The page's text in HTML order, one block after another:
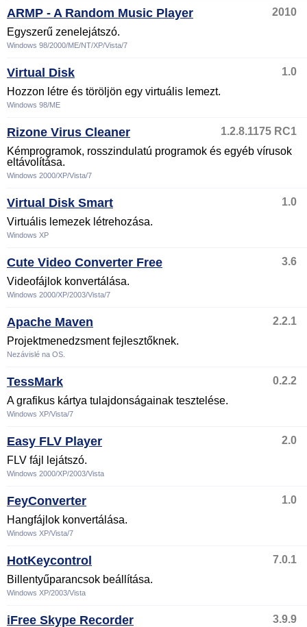
ARMP - A Random Music Player
2010
Egyszerű zenelejátszó.
Windows 98/2000/ME/NT/XP/Vista/7
Virtual Disk
1.0
Hozzon létre és töröljön egy virtuális lemezt.
Windows 98/ME
Rizone Virus Cleaner
1.2.8.1175 RC1
Kémprogramok, rosszindulatú programok és egyéb vírusok
eltávolítása.
Windows 2000/XP/Vista/7
Virtual Disk Smart
1.0
Virtuális lemezek létrehozása.
Windows XP
Cute Video Converter Free
3.6
Videofájlok konvertálása.
Windows 2000/XP/2003/Vista/7
Apache Maven
2.2.1
Projektmenedzsment fejlesztőknek.
Nezávislé na OS.
TessMark
0.2.2
A grafikus kártya tulajdonságainak tesztelése.
Windows XP/Vista/7
Easy FLV Player
2.0
FLV fájl lejátszó.
Windows 2000/XP/2003/Vista
FeyConverter
1.0
Hangfájlok konvertálása.
Windows XP/Vista/7
HotKeycontrol
7.0.1
Billentyűparancsok beállítása.
Windows XP/2003/Vista
iFree Skype Recorder
3.9.9